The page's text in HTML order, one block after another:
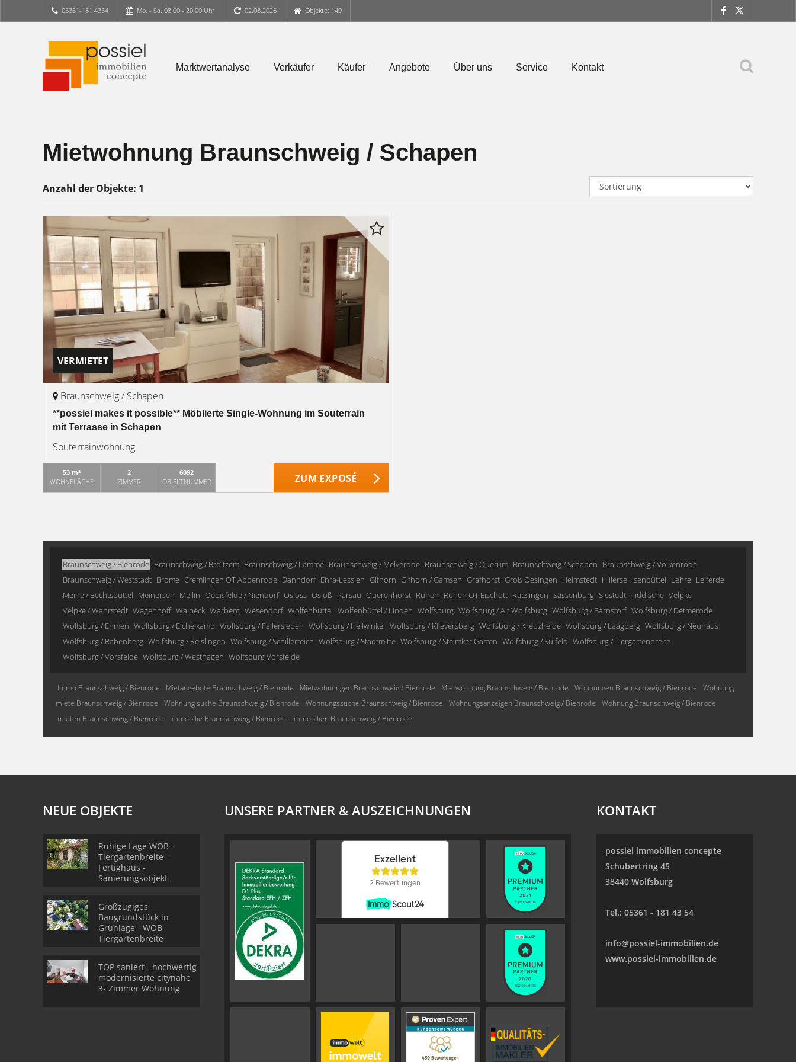
05361-181 4354 Mo. - Sa. 08:00 - 20:00 Uhr 02.08.2026 Objekte: 149
Marktwertanalyse Verkäufer Käufer Angebote Über uns Service Kontakt
Mietwohnung Braunschweig / Schapen
Anzahl der Objekte: 1
VERMIETET
Braunschweig / Schapen
**possiel makes it possible** Möblierte Single-Wohnung im Souterrain
mit Terrasse in Schapen
Souterrainwohnung
53 m²
WOHNFLÄCHE
2
ZIMMER
6092
OBJEKTNUMMER
ZUM EXPOSÉ
Braunschweig / Bienrode Braunschweig / Broitzem Braunschweig / Lamme Braunschweig / Melverode Braunschweig / Querum Braunschweig / Schapen Braunschweig / Völkenrode
Braunschweig / Weststadt Brome Cremlingen OT Abbenrode Danndorf Ehra-Lessien Gifhorn Gifhorn / Gamsen Grafhorst Groß Oesingen Helmstedt Hillerse Isenbüttel Lehre Leiferde
Meine / Bechtsbüttel Meinersen Mellin Oebisfelde / Niendorf Osloss Osloß Parsau Querenhorst Rühen Rühen OT Eischott Rätzlingen Sassenburg Siestedt Tiddische Velpke
Velpke / Wahrstedt Wagenhoff Walbeck Warberg Wesendorf Wolfenbüttel Wolfenbüttel / Linden Wolfsburg Wolfsburg / Alt Wolfsburg Wolfsburg / Barnstorf Wolfsburg / Detmerode
Wolfsburg / Ehmen Wolfsburg / Eichelkamp Wolfsburg / Fallersleben Wolfsburg / Hellwinkel Wolfsburg / Klieversberg Wolfsburg / Kreuzheide Wolfsburg / Laagberg Wolfsburg / Neuhaus
Wolfsburg / Rabenberg Wolfsburg / Reislingen Wolfsburg / Schillerteich Wolfsburg / Stadtmitte Wolfsburg / Steimker Gärten Wolfsburg / Sülfeld Wolfsburg / Tiergartenbreite
Wolfsburg / Vorsfelde Wolfsburg / Westhagen Wolfsburg Vorsfelde
Immo Braunschweig / Bienrode Mietangebote Braunschweig / Bienrode Mietwohnungen Braunschweig / Bienrode Mietwohnung Braunschweig / Bienrode Wohnungen Braunschweig / Bienrode
Wohnung
miete Braunschweig / Bienrode
Wohnung suche Braunschweig / Bienrode Wohnungssuche Braunschweig / Bienrode Wohnungsanzeigen Braunschweig / Bienrode
Wohnung Braunschweig / Bienrode
mieten Braunschweig / Bienrode
Immobilie Braunschweig / Bienrode Immobilien Braunschweig / Bienrode
NEUE OBJEKTE
Ruhige Lage WOB -
Tiergartenbreite -
Fertighaus -
Sanierungsobjekt
Großzügiges
Baugrundstück in
Grünlage - WOB
Tiergartenbreite
TOP saniert - hochwertig
modernisierte citynahe
3- Zimmer Wohnung
UNSERE PARTNER & AUSZEICHNUNGEN KONTAKT
possiel immobilien concepte
Schubertring 45
38440 Wolfsburg
Tel.: 05361 - 181 43 54
info@possiel-immobilien.de
www.possiel-immobilien.de